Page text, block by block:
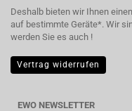
Deshalb bieten wir Ihnen
auf bestimmte Geräte*. Wir
werden Sie es auch !
Vertrag widerrufen
EWO NEWSLETTER